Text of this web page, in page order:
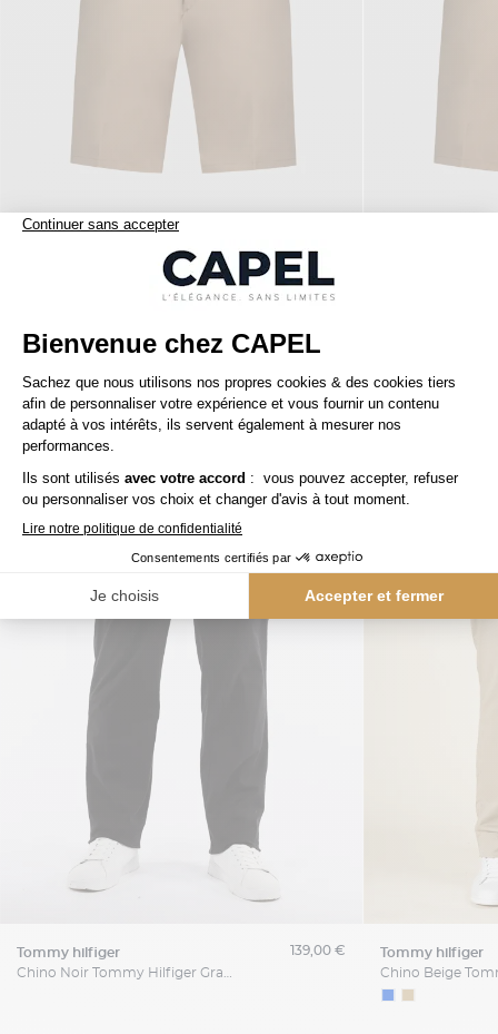
120,00 €
Nos clients aiment aussi
tommy hilfiger
Chino Noir Tommy Hilfiger Grande Taille
139,00 € tommy hilfiger